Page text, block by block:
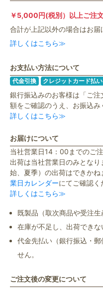
￥5,000円(税別）以上ご注
合計が上記以外の場合はお届
詳しくはこちら≫
お支払い方法について
代金引換 クレジットカード払い
銀行振込みのお客様は「ご
額をご確認のうえ、お振込み
詳しくはこちら≫
お届けについて
当社営業日14：00までのご
出荷は当社営業日のみとな
始、夏季）の出荷はできかね
業日カレンダーにてご確認く
詳しくはこちら≫
既製品（取次商品や受注生
在庫が不足し、出荷できな
代金先払い（銀行振込・
せん。
ご注文後の変更について